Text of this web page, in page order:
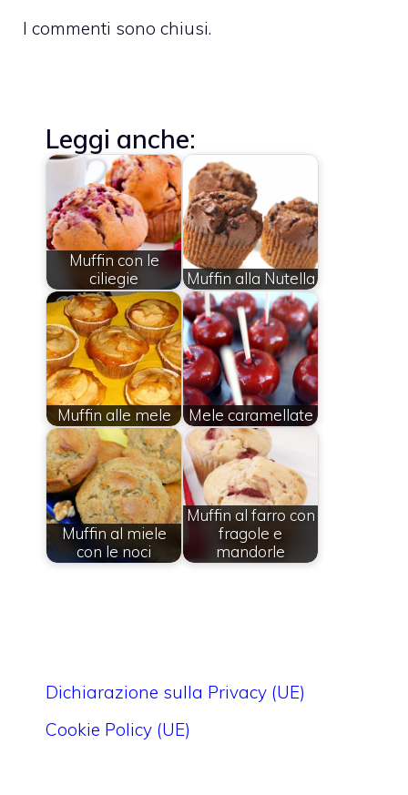
I commenti sono chiusi.
Leggi anche:
Muffin con le
ciliegie
Muffin alla Nutella
Muffin alle mele Mele caramellate
Muffin al miele
con le noci
Muffin al farro con
fragole e
mandorle
Dichiarazione sulla Privacy (UE)
Cookie Policy (UE)